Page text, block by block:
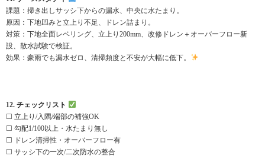
課題：掃き出しサッシ下からの漏水、中央に水たまり。
原因：下地凹みと立上り不足、ドレン詰まり。
対策：下地全面レベリング、立上り200mm、改修ドレン＋オーバーフロー新
設、散水試験で検証。
効果：豪雨でも漏水ゼロ、清掃頻度と不安が大幅に低下。
12. チェックリスト
☐ 立上り/入隅/端部の補強OK
☐ 勾配1/100以上・水たまり無し
☐ ドレン清掃性・オーバーフロー有
☐ サッシ下の一次/二次防水の整合